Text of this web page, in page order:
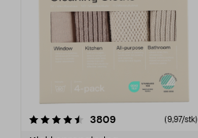
3809anmeldelser(9,97/stk)
4.5av 5 stjerner